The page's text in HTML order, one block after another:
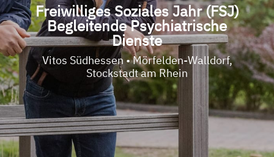
Freiwilliges Soziales Jahr (FSJ)
Begleitende Psychiatrische
Dienste
Vitos Südhessen • Mörfelden-Walldorf,
Stockstadt am Rhein